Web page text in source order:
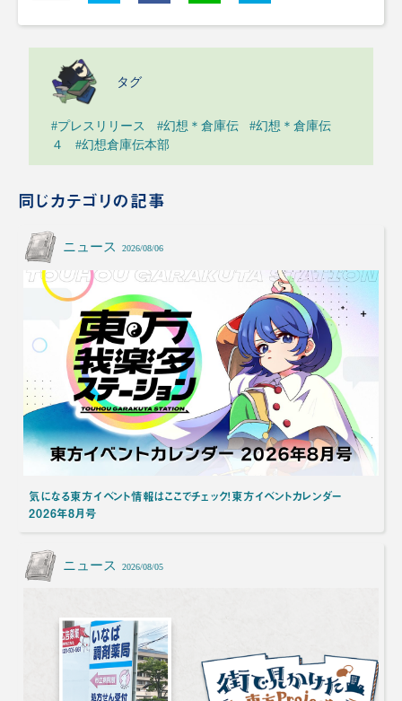
タグ
#プレスリリース #幻想＊倉庫伝
#幻想＊倉庫伝
４
#幻想倉庫伝本部
同じカテゴリの記事
ニュース 2026/08/06
気になる東方イベント情報はここでチェック！東方イベントカレンダー
2026年8月号
ニュース 2026/08/05